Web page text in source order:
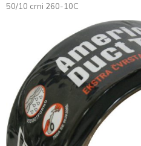
50/10 crni 260-10C